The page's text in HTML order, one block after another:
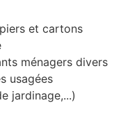
et cartons
ménagers divers
usagées
jardinage,...)